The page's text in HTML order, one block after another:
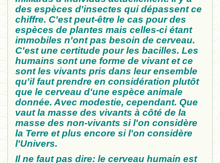
des espèces d'insectes qui dépassent ce
chiffre. C'est peut-être le cas pour des
espèces de plantes mais celles-ci étant
immobiles n'ont pas besoin de cerveau.
C'est une certitude pour les bacilles. Les
humains sont une forme de vivant et ce
sont les vivants pris dans leur ensemble
qu'il faut prendre en considération plutôt
que le cerveau d'une espèce animale
donnée. Avec modestie, cependant. Que
vaut la masse des vivants à côté de la
masse des non-vivants si l'on considère
la Terre et plus encore si l'on considère
l'Univers.
Il ne faut pas dire: le cerveau humain est